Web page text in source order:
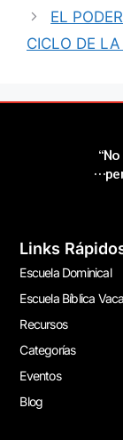
EL
CICLO DE
Links
Escuela Dominical
Escuela Bíblica
Recursos
Categorías
Eventos
Blog